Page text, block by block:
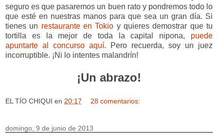
seguro es que pasaremos un buen rato y pondremos todo lo
que esté en nuestras manos para que sea un gran día. Si
tienes un restaurante en Tokio y quieres demostrar que tu
tortilla es la mejor de toda la capital nipona, puede
apuntarte al concurso aquí. Pero recuerda, soy un juez
incorruptible. ¡Ni lo intentes malandrín!
¡Un abrazo!
EL TÍO CHIQUI en 20:17 28 comentarios:
domingo, 9 de junio de 2013